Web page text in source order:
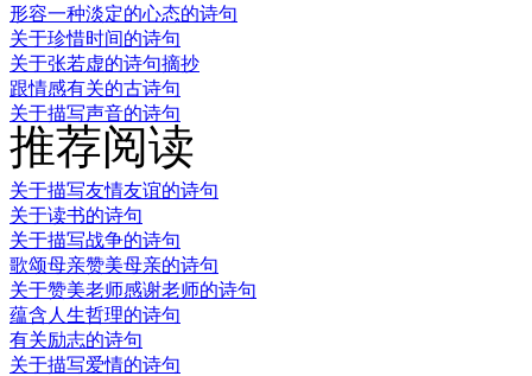
形容一种淡定的心态的诗句
关于珍惜时间的诗句
关于张若虚的诗句摘抄
跟情感有关的古诗句
关于描写声音的诗句
推荐阅读
关于描写友情友谊的诗句
关于读书的诗句
关于描写战争的诗句
歌颂母亲赞美母亲的诗句
关于赞美老师感谢老师的诗句
蕴含人生哲理的诗句
有关励志的诗句
关于描写爱情的诗句